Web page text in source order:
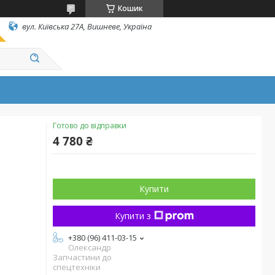
Кошик
вул. Київська 27А, Вишневе, Україна
Готово до відправки
4 780 ₴
Купити
Купити з
+380 (96) 411-03-15
Олександр
Запчастини до
спецтехніки